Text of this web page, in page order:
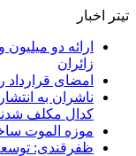
تیتر اخبار
زائران
امضای قرارداد
ناشران به
کدال مکلف
موزه الموت
ظفرقندی: